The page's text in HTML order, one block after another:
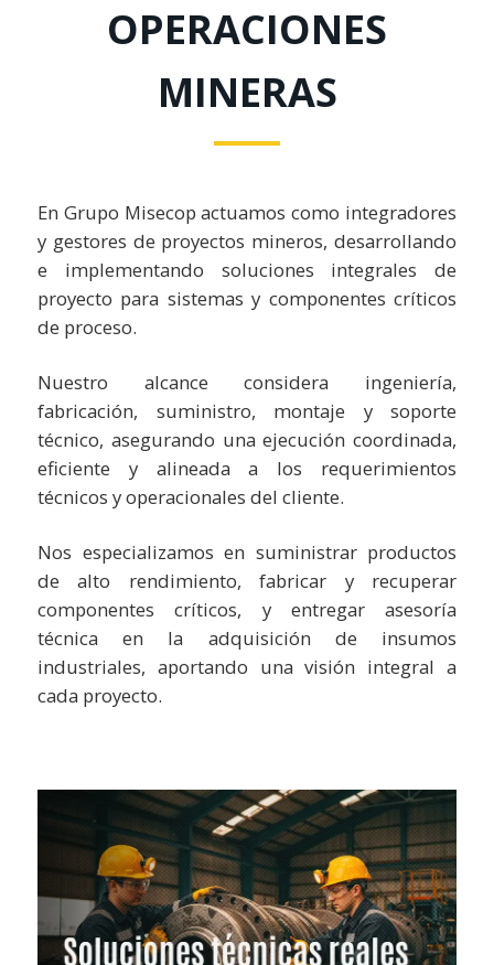
OPERACIONES
MINERAS
En Grupo Misecop actuamos como integradores
y gestores de proyectos mineros, desarrollando
e implementando soluciones integrales de
proyecto para sistemas y componentes críticos
de proceso.
Nuestro alcance considera ingeniería,
fabricación, suministro, montaje y soporte
técnico, asegurando una ejecución coordinada,
eficiente y alineada a los requerimientos
técnicos y operacionales del cliente.
Nos especializamos en suministrar productos
de alto rendimiento, fabricar y recuperar
componentes críticos, y entregar asesoría
técnica en la adquisición de insumos
industriales, aportando una visión integral a
cada proyecto.